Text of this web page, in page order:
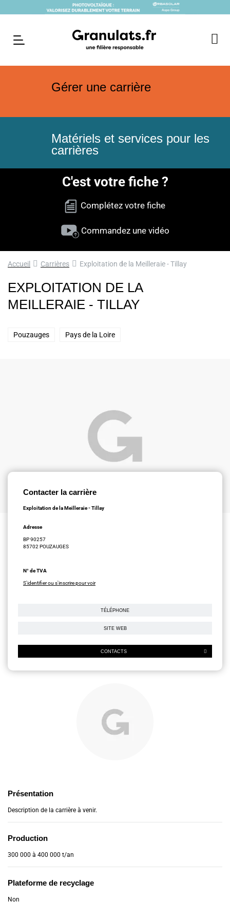
Gérer une carrière
Matériels et services pour les
carrières
C'est votre fiche ?
Complétez votre fiche
Commandez une vidéo
Accueil Carrières Exploitation de la Meilleraie - Tillay
EXPLOITATION DE LA
MEILLERAIE - TILLAY
Pouzauges Pays de la Loire
Contacter la carrière
Exploitation de la Meilleraie - Tillay
Adresse
BP 90257
85702 POUZAUGES
N° de TVA
S'identifier ou s'inscrire pour voir
TÉLÉPHONE
SITE WEB
CONTACTS
Présentation
Description de la carrière à venir.
Production
300 000 à 400 000 t/an
Plateforme de recyclage
Non